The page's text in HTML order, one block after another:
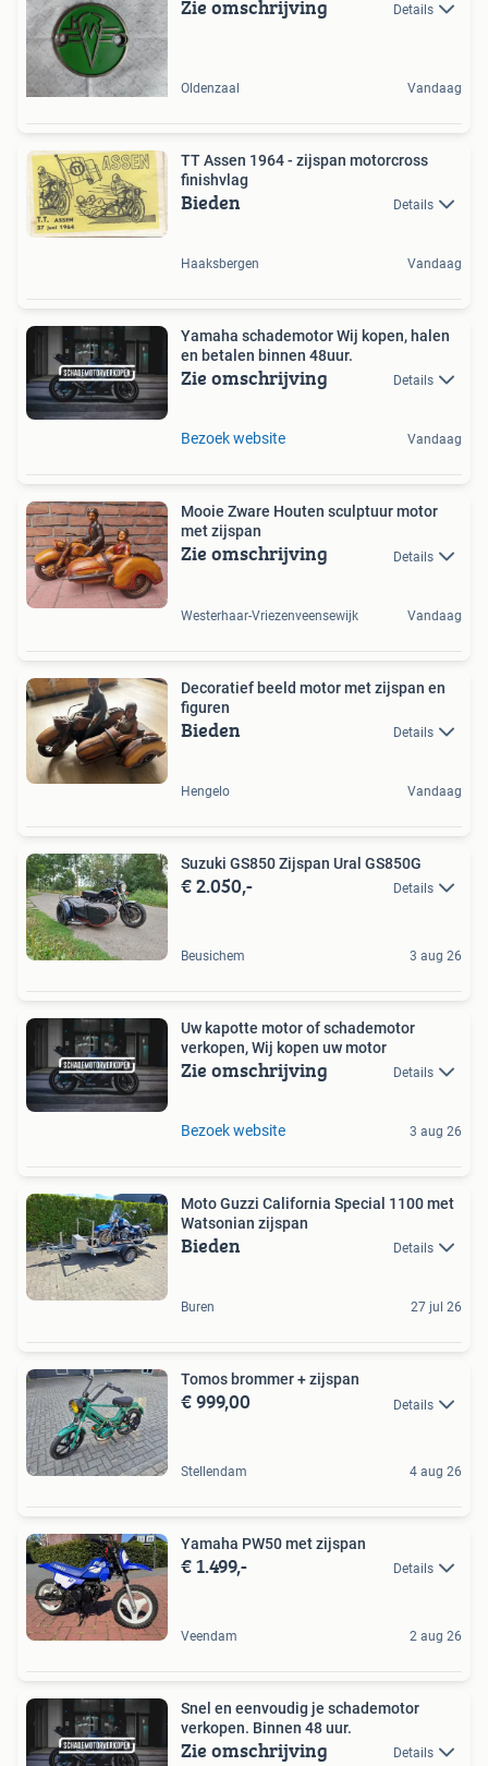
Zie omschrijving Details
Oldenzaal Vandaag
TT Assen 1964 - zijspan motorcross
finishvlag
Bieden Details
Haaksbergen Vandaag
Yamaha schademotor Wij kopen, halen
en betalen binnen 48uur.
Zie omschrijving Details
Bezoek website Vandaag
Mooie Zware Houten sculptuur motor
met zijspan
Zie omschrijving Details
Westerhaar-Vriezenveensewijk Vandaag
Decoratief beeld motor met zijspan en
figuren
Bieden Details
Hengelo Vandaag
Suzuki GS850 Zijspan Ural GS850G
€ 2.050,- Details
Beusichem 3 aug 26
Uw kapotte motor of schademotor
verkopen, Wij kopen uw motor
Zie omschrijving Details
Bezoek website 3 aug 26
Moto Guzzi California Special 1100 met
Watsonian zijspan
Bieden Details
Buren 27 jul 26
Tomos brommer + zijspan
€ 999,00 Details
Stellendam 4 aug 26
Yamaha PW50 met zijspan
€ 1.499,- Details
Veendam 2 aug 26
Snel en eenvoudig je schademotor
verkopen. Binnen 48 uur.
Zie omschrijving Details